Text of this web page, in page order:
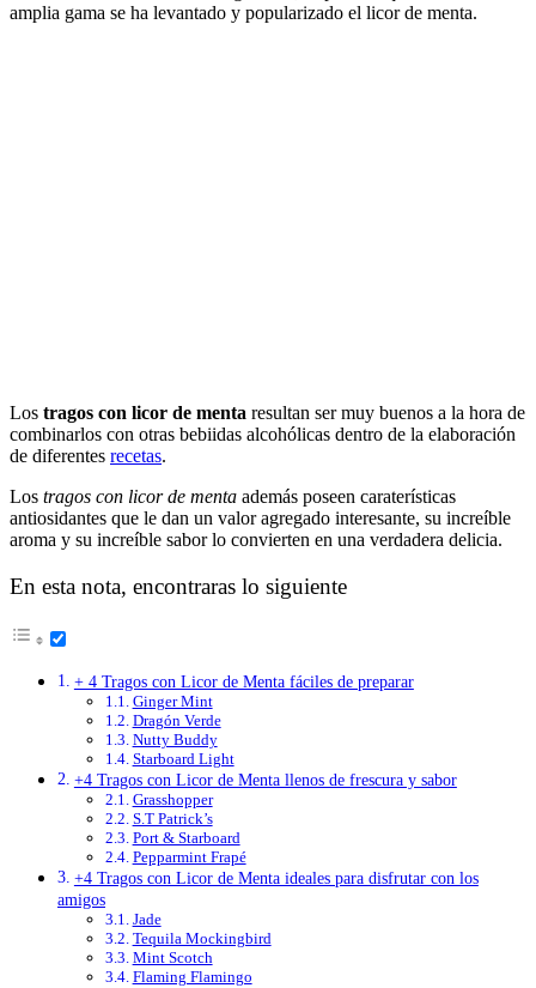
amplia gama se ha levantado y popularizado el licor de menta.
Los tragos con licor de menta resultan ser muy buenos a la hora de
combinarlos con otras bebiidas alcohólicas dentro de la elaboración
de diferentes recetas.
Los tragos con licor de menta además poseen caraterísticas
antiosidantes que le dan un valor agregado interesante, su increíble
aroma y su increíble sabor lo convierten en una verdadera delicia.
En esta nota, encontraras lo siguiente
+ 4 Tragos con Licor de Menta fáciles de preparar
Ginger Mint
Dragón Verde
Nutty Buddy
Starboard Light
+4 Tragos con Licor de Menta llenos de frescura y sabor
Grasshopper
S.T Patrick’s
Port & Starboard
Pepparmint Frapé
+4 Tragos con Licor de Menta ideales para disfrutar con los
amigos
Jade
Tequila Mockingbird
Mint Scotch
Flaming Flamingo